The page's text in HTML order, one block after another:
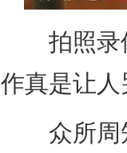
拍照录像
作真是让
众所周知